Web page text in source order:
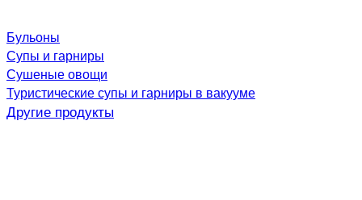
Бульоны
Супы и гарниры
Сушеные овощи
Туристические супы и гарниры в вакууме
Другие продукты